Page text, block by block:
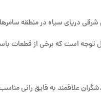
دریای سیاه در منطقه